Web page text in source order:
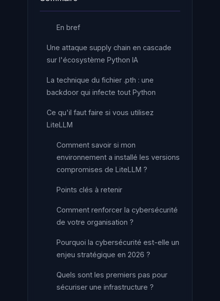
En bref
Une attaque supply chain en cascade
sur l'écosystème Python IA
La technique du fichier .pth : une
backdoor qui infecte tout Python
Ce qu'il faut faire si vous utilisez
LiteLLM
Comment savoir si mon
environnement a installé les versions
compromises de LiteLLM ?
Points clés à retenir
Comment renforcer la cybersécurité
de votre organisation ?
Pourquoi la cybersécurité est-elle un
enjeu stratégique en 2026 ?
Quels sont les premiers pas pour
sécuriser une infrastructure ?